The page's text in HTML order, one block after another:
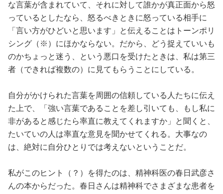
な言葉が含まれていて、それに対して誰かが真正面から怒
っているとしたなら、怒るべきときに怒っている相手に
「言い方がひどいと思います」と伝えることはトーンポリ
シング（※）にほかならない。だから、どう捉えていいも
のかちょっと迷う、という悪口を受けたときは、私は第三
者（できれば複数の）に見てもらうことにしている。
自分がかけられた言葉を周囲の信頼している人たちに伝え
た上で、「強い言葉であることを差し引いても、もし私に
非があると感じたら率直に教えてくれますか」と聞くと、
たいていの人は率直な意見を聞かせてくれる。大事なの
は、絶対に自分ひとりでは考えないということだ。
私がこのヒント（？）を得たのは、精神科医の春日武彦さ
んの本からだった。春日さんは精神科でさまざまな患者を